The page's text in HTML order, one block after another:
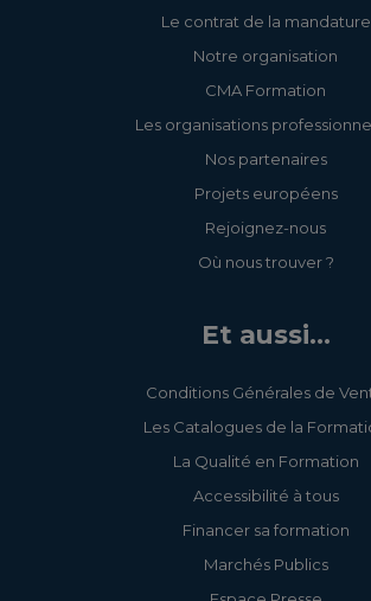
Le contrat de la mandature
Notre organisation
CMA Formation
Les organisations
Nos partenaires
Projets européens
Rejoignez-nous
Où nous trouver ?
Et aussi...
Conditions Générales de
Les Catalogues de la
La Qualité en Formation
Accessibilité à tous
Financer sa formation
Marchés Publics